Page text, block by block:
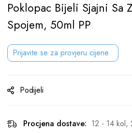
Poklopac Bijeli Sjajni Sa
Spojem, 50ml PP
Prijavite se za provjeru cijene
Podijeli
Procjena dostave: 12 - 14 kol,